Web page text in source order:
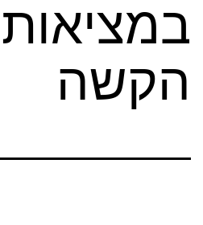
במציאות
הקשה